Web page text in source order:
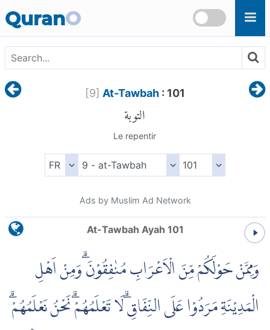
QuranO
[9] At-Tawbah: 101
التوبة
Le repentir
Ads by Muslim Ad Network
At-Tawbah Ayah 101
وَمِمَّنْ حَوْلَكُمْ مِّنَ الْاَعْرَابِ مُنٰفِقُوْنَ ۗوَمِنْ اَهْلِ
الْمَدِيْنَةِ مَرَدُوْا عَلَى النِّفَاقِۗ لَا تَعْلَمُهُمْۗ نَحْنُ نَعْلَمُهُمْۗ